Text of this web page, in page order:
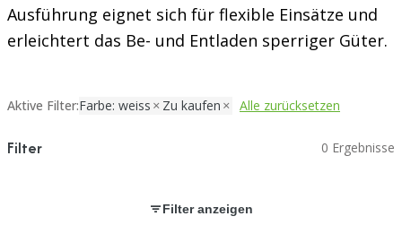
Ausführung eignet sich für flexible Einsätze und
erleichtert das Be- und Entladen sperriger Güter.
Aktive Filter:Farbe: weiss Zu kaufen Alle zurücksetzen
Filter 0 Ergebnisse
Filter anzeigen